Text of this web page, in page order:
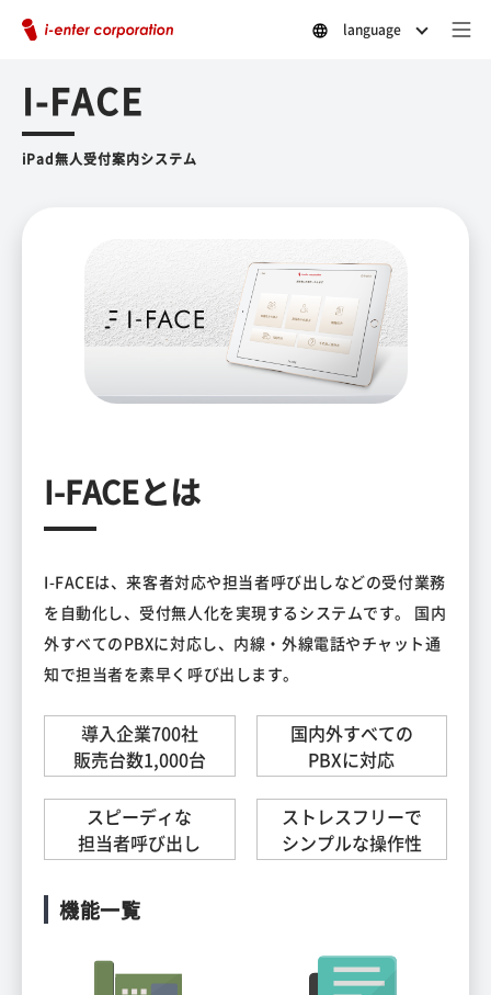
language
I-FACE
iPad無人受付案内システム
I-FACEとは
I-FACEは、来客者対応や担当者呼び出しなどの受付業務
を自動化し、受付無人化を実現するシステムです。 国内
外すべてのPBXに対応し、内線・外線電話やチャット通
知で担当者を素早く呼び出します。
導入企業700社
販売台数1,000台
国内外すべての
PBXに対応
スピーディな
担当者呼び出し
ストレスフリーで
シンプルな操作性
機能一覧